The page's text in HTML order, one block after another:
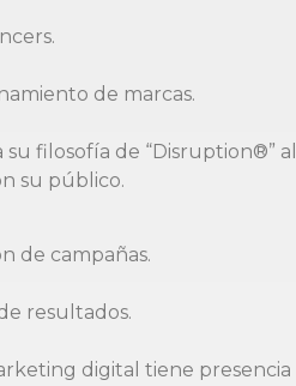
de marcas.
filosofía de
su público.
de campañas.
resultados.
digital tiene